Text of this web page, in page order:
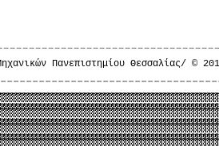
Πανεπιστημίου Θεσσαλίας/ ©